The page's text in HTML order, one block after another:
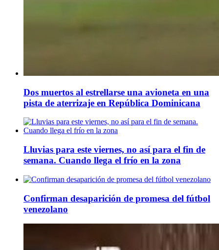
Dos muertos al estrellarse una avioneta en una
pista de aterrizaje en República Dominicana
Lluvias para este viernes, no así para el fin de
semana. Cuando llega el frío en la zona
Confirman desaparición de promesa del fútbol
venezolano